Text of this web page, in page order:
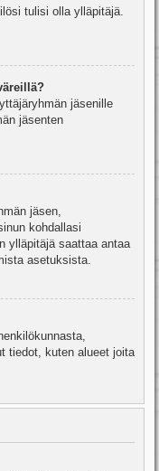
tulisi olla ylläpitäjä.
jäsenille
jäsenten
jäsen,
kohdallasi
ylläpitäjä saattaa antaa
asetuksista.
tiedot, kuten alueet joita